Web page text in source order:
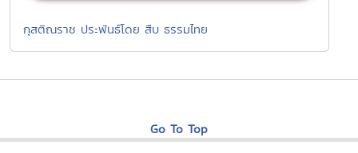
กุสติณราช ประพันธ์โดย สืบ ธรรมไทย
Go To Top